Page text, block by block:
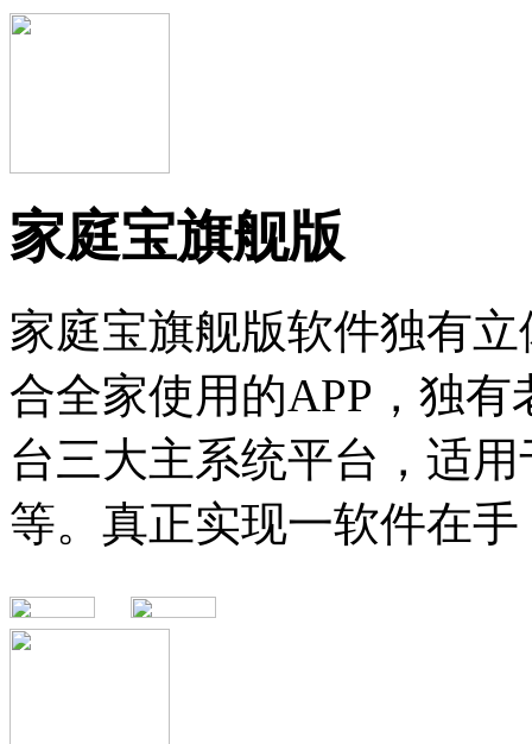
家庭宝旗舰版
家庭宝旗舰版软件独有
合全家使用的APP，独
台三大主系统平台，适
等。真正实现一软件在